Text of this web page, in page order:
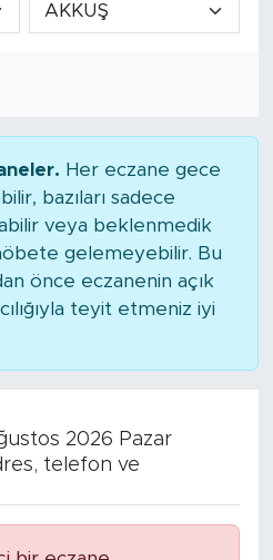
Her eczane gece
bazıları sadece
veya beklenmedik
gelemeyebilir. Bu
önce eczanenin açık
teyit etmeniz iyi
2026 Pazar
telefon ve